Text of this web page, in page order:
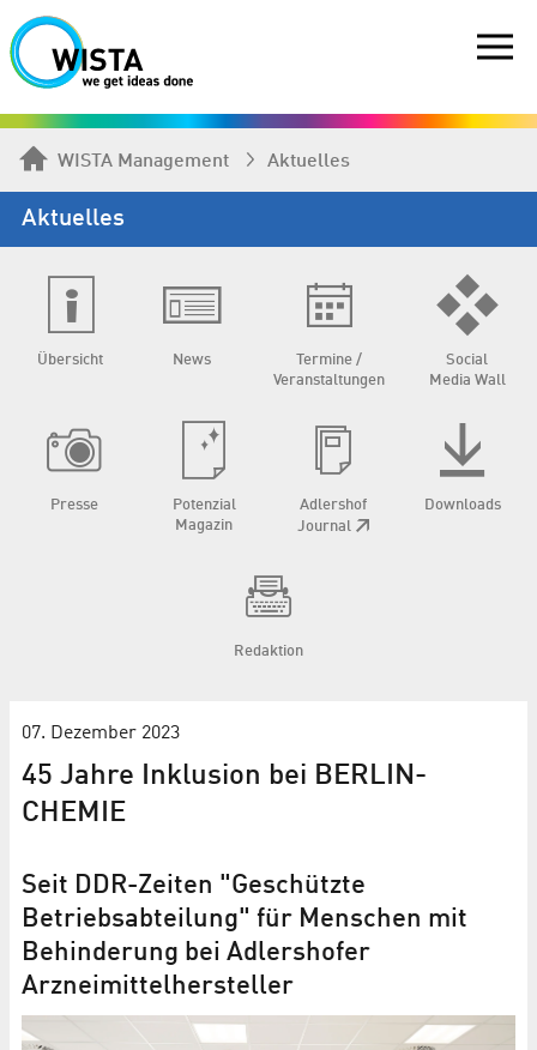
WISTA Management Aktuelles
Aktuelles
Übersicht News
Termine /
Veranstaltungen
Social
Media Wall
Presse
Potenzial
Magazin
Adlershof
Journal
Downloads
Redaktion
07. Dezember 2023
45 Jahre Inklusion bei BERLIN-
CHEMIE
Seit DDR-Zeiten "Geschützte
Betriebsabteilung" für Menschen mit
Behinderung bei Adlershofer
Arzneimittelhersteller